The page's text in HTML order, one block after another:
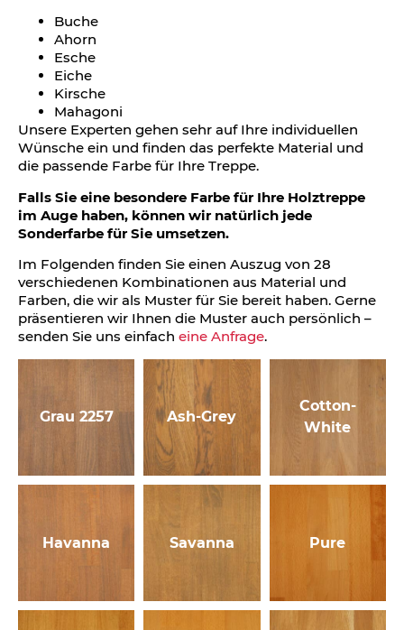
Buche
Ahorn
Esche
Eiche
Kirsche
Mahagoni
Unsere Experten gehen sehr auf Ihre individuellen
Wünsche ein und finden das perfekte Material und
die passende Farbe für Ihre Treppe.
Falls Sie eine besondere Farbe für Ihre Holztreppe
im Auge haben, können wir natürlich jede
Sonderfarbe für Sie umsetzen.
Im Folgenden finden Sie einen Auszug von 28
verschiedenen Kombinationen aus Material und
Farben, die wir als Muster für Sie bereit haben. Gerne
präsentieren wir Ihnen die Muster auch persönlich –
senden Sie uns einfach eine Anfrage.
Grau 2257 Ash-Grey
Cotton-
White
Havanna Savanna Pure